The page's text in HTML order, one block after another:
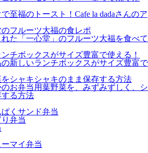
至福のトースト！Cafe la dadaさんのア
た「一心堂」のフルーツ大福を食べて
の新しいランチボックスがサイズ豊富で
お弁当用葉野菜を、みずみずしく、シ
る方法
くサンド弁当
弁当
マイ弁当